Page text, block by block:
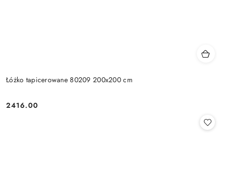
Łóżko tapicerowane 80209 200x200 cm
Cena:
2416.00